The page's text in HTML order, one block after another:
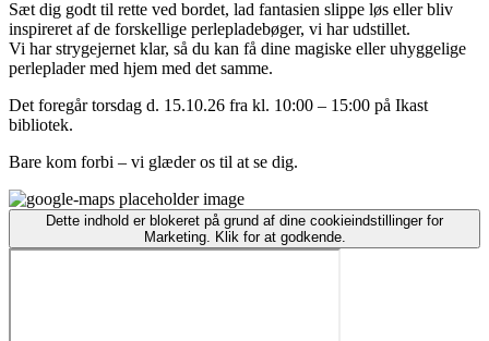
Sæt dig godt til rette ved bordet, lad fantasien slippe løs eller bliv
inspireret af de forskellige perlepladebøger, vi har udstillet.
Vi har strygejernet klar, så du kan få dine magiske eller uhyggelige
perleplader med hjem med det samme.
Det foregår torsdag d. 15.10.26 fra kl. 10:00 – 15:00 på Ikast
bibliotek.
Bare kom forbi – vi glæder os til at se dig.
Dette indhold er blokeret på grund af dine cookieindstillinger for
Marketing. Klik for at godkende.